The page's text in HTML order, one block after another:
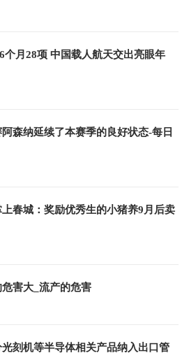
航天交出亮眼年
森纳延续了本赛季的良好状态-每日
春城：奖励优秀生的小猪养9月后卖
害大_流产的危害
刻机等半导体相关产品纳入出口管